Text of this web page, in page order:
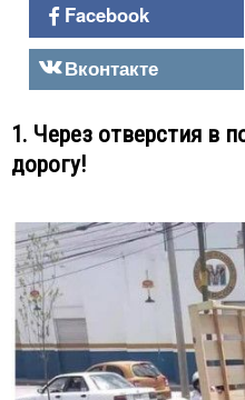
Facebook
Вконтакте
1. Через отверстия в
дорогу!